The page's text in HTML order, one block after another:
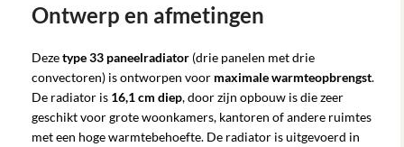
Ontwerp en afmetingen
Dezetype 33 paneelradiator (drie panelen met drie
convectoren) is ontworpen voor maximale warmteopbrengst.
De radiator is 16,1 cm diep, door zijn opbouw is die zeer
geschikt voor grote woonkamers, kantoren of andere ruimtes
met een hoge warmtebehoefte. De radiator is uitgevoerd in